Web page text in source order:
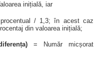
inițială, iar
/ 1,3; în acest caz
din valoarea inițială;
= Număr micșorat